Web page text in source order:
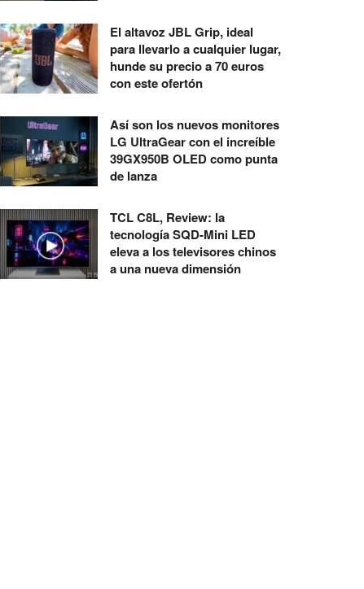
El altavoz JBL Grip, ideal
para llevarlo a cualquier lugar,
hunde su precio a 70 euros
con este ofertón
Así son los nuevos monitores
LG UltraGear con el increíble
39GX950B OLED como punta
de lanza
TCL C8L, Review: la
tecnología SQD-Mini LED
eleva a los televisores chinos
a una nueva dimensión